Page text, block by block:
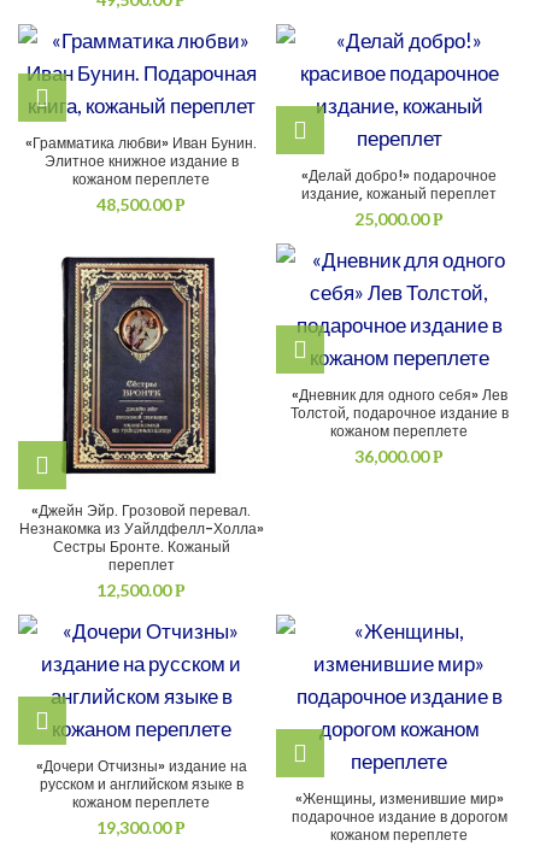
«Грамматика любви» Иван Бунин.
Элитное книжное издание в
кожаном переплете
48,500.00Р
«Делай добро!» подарочное
издание, кожаный переплет
25,000.00Р
«Джейн Эйр. Грозовой перевал.
Незнакомка из Уайлдфелл-Холла»
Сестры Бронте. Кожаный
переплет
12,500.00Р
«Дневник для одного себя» Лев
Толстой, подарочное издание в
кожаном переплете
36,000.00Р
«Дочери Отчизны» издание на
русском и английском языке в
кожаном переплете
19,300.00Р
«Женщины, изменившие мир»
подарочное издание в дорогом
кожаном переплете